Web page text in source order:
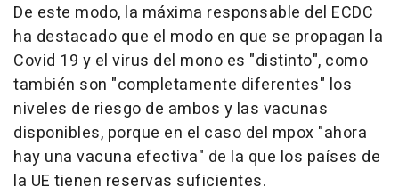
De este modo, la máxima responsable del ECDC
ha destacado que el modo en que se propagan la
Covid 19 y el virus del mono es "distinto", como
también son "completamente diferentes" los
niveles de riesgo de ambos y las vacunas
disponibles, porque en el caso del mpox "ahora
hay una vacuna efectiva" de la que los países de
la UE tienen reservas suficientes.